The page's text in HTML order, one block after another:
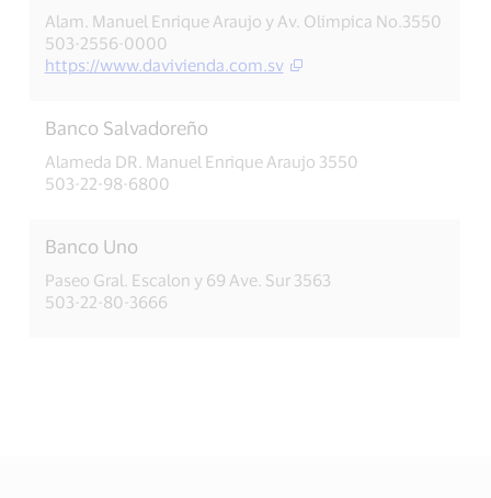
Alam. Manuel Enrique Araujo y Av. Olimpica No.3550
503-2556-0000
https://www.davivienda.com.sv
Banco Salvadoreño
Alameda DR. Manuel Enrique Araujo 3550
503-22-98-6800
Banco Uno
Paseo Gral. Escalon y 69 Ave. Sur 3563
503-22-80-3666